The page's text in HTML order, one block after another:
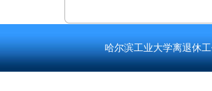
哈尔滨工业大学离退休